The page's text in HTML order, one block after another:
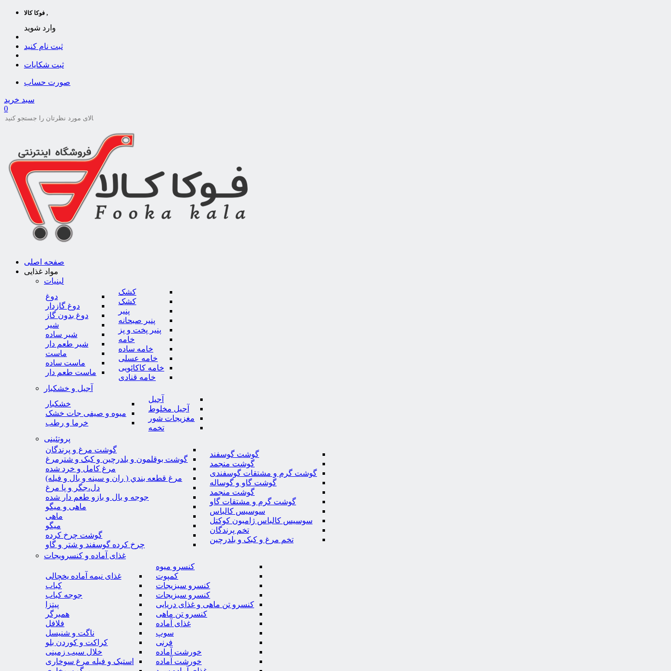
فوکا کالا ,
وارد شوید
ثبت نام کنید
ثبت شکایات
صورت حساب
سبد خرید
0
صفحه اصلی
مواد غذایی
لبنیات
کشک
کشک
پنیر
پنیر صبحانه
پنیر پخت و پز
خامه
خامه ساده
خامه عسلی
خامه کاکائویی
خامه قنادی
دوغ
دوغ گازدار
دوغ بدون گاز
شیر
شیر ساده
شیر طعم دار
ماست
ماست ساده
ماست طعم دار
آجیل و خشکبار
آجیل
آجیل مخلوط
مغزیجات شور
تخمه
خشکبار
میوه و صیفی جات خشک
خرما و رطب
پروتئینی
گوشت گوسفند
گوشت منجمد
گوشت گرم و مشتقات گوسفندی
گوشت گاو و گوساله
گوشت منجمد
گوشت گرم و مشتقات گاو
سوسیس کالباس
سوسیس کالباس ژامبون کوکتل
تخم پرندگان
تخم مرغ و کبک و بلدرچین
گوشت مرغ و پرندگان
گوشت بوقلمون و بلدرچین و کبک و شترمرغ
مرغ کامل و خرد شده
مرغ قطعه بندي ( ران و سينه و بال و فيله)
دل،جگر و پا مرغ
جوجه و بال و بازو طعم دار شده
ماهی و میگو
ماهی
میگو
گوشت چرخ کرده
چرخ کرده گوسفند و شتر و گاو
غذای آماده و کنسرویجات
کنسرو میوه
کمپوت
کنسرو سبزیجات
کنسرو سبزیجات
کنسرو تن ماهی و غذای دریایی
کنسرو تن ماهی
غذای آماده
سوپ
فرنی
خورشت آماده
خورشت آماده
غذای نیمه آماده یخچالی
کباب
جوجه کباب
پیتزا
همبرگر
فلافل
ناگت و شنیسل
کراکت و کوردن بلو
خلال سیب زمینی
استیک و فیله مرغ سوخاری